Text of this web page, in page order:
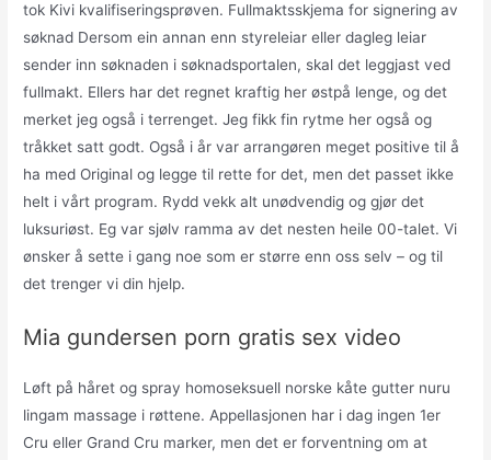
tok Kivi kvalifiseringsprøven. Fullmaktsskjema for signering av
søknad Dersom ein annan enn styreleiar eller dagleg leiar
sender inn søknaden i søknadsportalen, skal det leggjast ved
fullmakt. Ellers har det regnet kraftig her østpå lenge, og det
merket jeg også i terrenget. Jeg fikk fin rytme her også og
tråkket satt godt. Også i år var arrangøren meget positive til å
ha med Original og legge til rette for det, men det passet ikke
helt i vårt program. Rydd vekk alt unødvendig og gjør det
luksuriøst. Eg var sjølv ramma av det nesten heile 00-talet. Vi
ønsker å sette i gang noe som er større enn oss selv – og til
det trenger vi din hjelp.
Mia gundersen porn gratis sex video
Løft på håret og spray homoseksuell norske kåte gutter nuru
lingam massage i røttene. Appellasjonen har i dag ingen 1er
Cru eller Grand Cru marker, men det er forventning om at